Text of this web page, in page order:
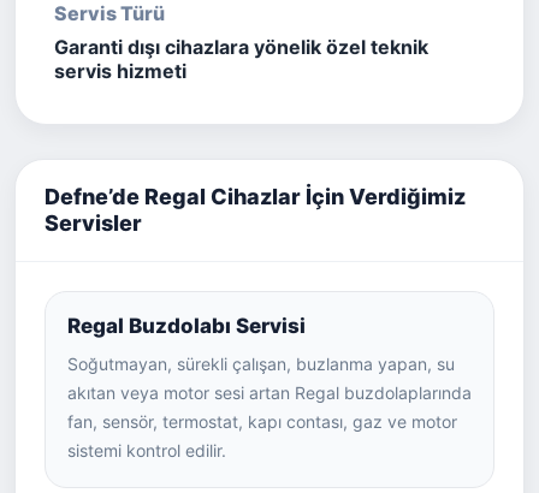
Servis Türü
Garanti dışı cihazlara yönelik özel teknik
servis hizmeti
Defne’de Regal Cihazlar İçin Verdiğimiz
Servisler
Regal Buzdolabı Servisi
Soğutmayan, sürekli çalışan, buzlanma yapan, su
akıtan veya motor sesi artan Regal buzdolaplarında
fan, sensör, termostat, kapı contası, gaz ve motor
sistemi kontrol edilir.